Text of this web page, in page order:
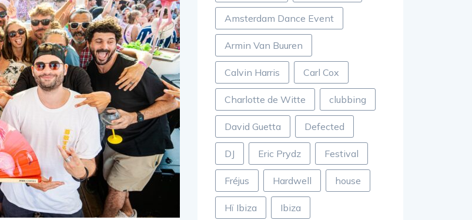
Amsterdam Dance Event
Armin Van Buuren
Calvin Harris Carl Cox
Charlotte de Witte clubbing
David Guetta Defected
DJ Eric Prydz Festival
Fréjus Hardwell house
Hï Ibiza Ibiza